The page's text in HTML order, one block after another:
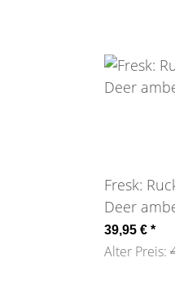
Fresk:
Deer
39,95 € *
Alter Preis: